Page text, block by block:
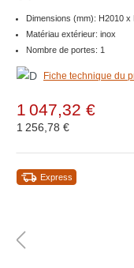
Dimensions (mm): H2010 x
Matériau extérieur: inox
Nombre de portes: 1
Fiche technique du
1 047,32 €
1 256,78 €
Express